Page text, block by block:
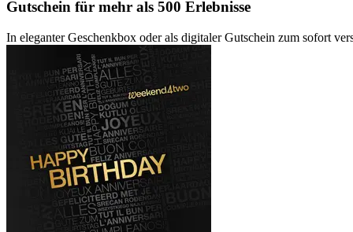
Gutschein für mehr als 500 Erlebnisse
In eleganter Geschenkbox oder als digitaler Gutschein zum sofort